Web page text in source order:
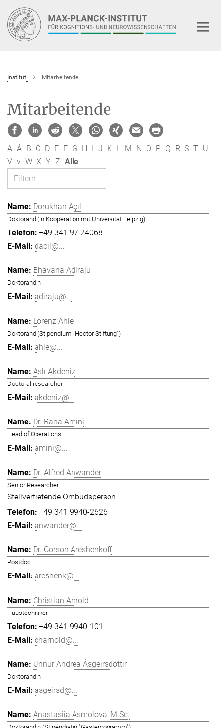
Hauptinhalt
Institut Mitarbeitende
Mitarbeitende
A Á B C D E F G H J K L M N O P Q R S T U
V v W X Y Z Alle
Dorukhan Açıl
Doktorand (in Kooperation mit Universität Leipzig)
+49 341 97 24068
dacil@...
Bhavana Adiraju
Doktorandin
adiraju@...
Lorenz Ahle
Doktorand (Stipendium "Hector Stiftung")
ahle@...
Aslı Akdeniz
Doctoral researcher
akdeniz@...
Dr. Rana Amini
Head of Operations
amini@...
Dr. Alfred Anwander
Senior Researcher
Stellvertretende Ombudsperson
+49 341 9940-2626
anwander@...
Dr. Corson Areshenkoff
Postdoc
areshenk@...
Christian Arnold
Haustechniker
+49 341 9940-101
charnold@...
Unnur Andrea Ásgeirsdóttir
Doktorandin
asgeirsd@...
Anastasiia Asmolova, M.Sc.